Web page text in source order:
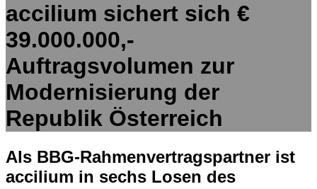
accilium sichert sich €
39.000.000,-
Auftragsvolumen zur
Modernisierung der
Republik Österreich
Als BBG-Rahmenvertragspartner ist
accilium in sechs Losen des